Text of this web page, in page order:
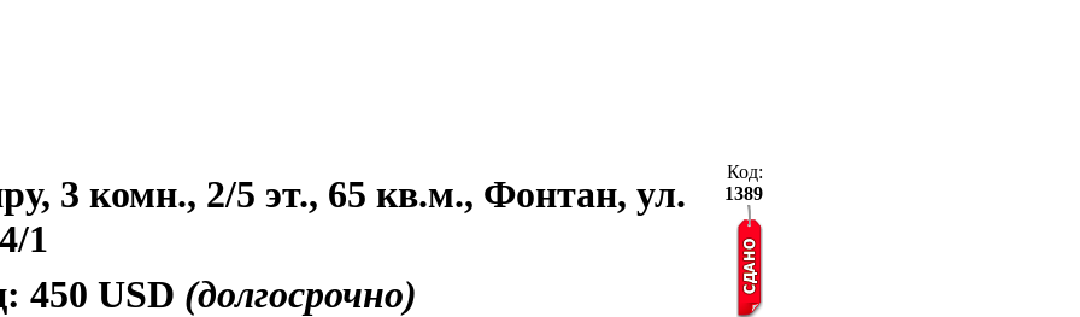
3 комн., 2/5 эт., 65 кв.м., Фонтан, ул.
1
450 USD (долгосрочно)
Код:
1389